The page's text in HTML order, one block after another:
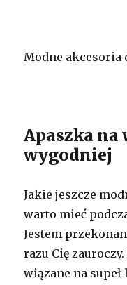
Modne akcesoria
Apaszka na
wygodniej
Jakie jeszcze
warto mieć
Jestem
razu Cię
wiązane na